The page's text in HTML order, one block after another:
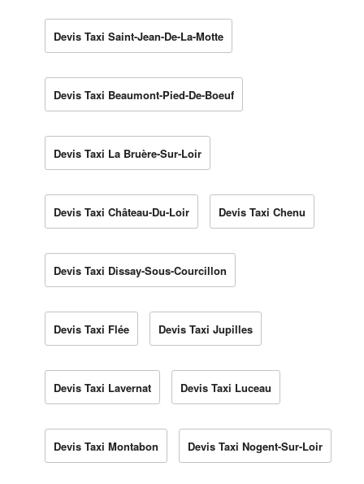
Devis Taxi Saint-Jean-De-La-Motte
Devis Taxi Beaumont-Pied-De-Boeuf
Devis Taxi La Bruère-Sur-Loir
Devis Taxi Château-Du-Loir Devis Taxi Chenu
Devis Taxi Dissay-Sous-Courcillon
Devis Taxi Flée Devis Taxi Jupilles
Devis Taxi Lavernat Devis Taxi Luceau
Devis Taxi Montabon Devis Taxi Nogent-Sur-Loir